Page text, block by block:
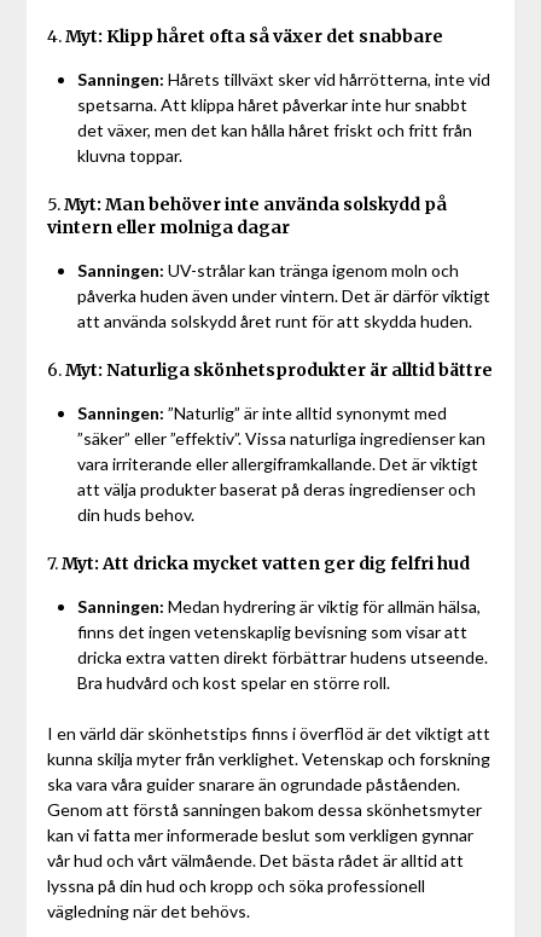
4.Myt: Klipp håret ofta så växer det snabbare
Sanningen: Hårets tillväxt sker vid hårrötterna, inte vid
spetsarna. Att klippa håret påverkar inte hur snabbt
det växer, men det kan hålla håret friskt och fritt från
kluvna toppar.
5.Myt: Man behöver inte använda solskydd på
vintern eller molniga dagar
Sanningen: UV-strålar kan tränga igenom moln och
påverka huden även under vintern. Det är därför viktigt
att använda solskydd året runt för att skydda huden.
6.Myt: Naturliga skönhetsprodukter är alltid bättre
Sanningen: ”Naturlig” är inte alltid synonymt med
”säker” eller ”effektiv”. Vissa naturliga ingredienser kan
vara irriterande eller allergiframkallande. Det är viktigt
att välja produkter baserat på deras ingredienser och
din huds behov.
7.Myt: Att dricka mycket vatten ger dig felfri hud
Sanningen: Medan hydrering är viktig för allmän hälsa,
finns det ingen vetenskaplig bevisning som visar att
dricka extra vatten direkt förbättrar hudens utseende.
Bra hudvård och kost spelar en större roll.
I en värld där skönhetstips finns i överflöd är det viktigt att
kunna skilja myter från verklighet. Vetenskap och forskning
ska vara våra guider snarare än ogrundade påståenden.
Genom att förstå sanningen bakom dessa skönhetsmyter
kan vi fatta mer informerade beslut som verkligen gynnar
vår hud och vårt välmående. Det bästa rådet är alltid att
lyssna på din hud och kropp och söka professionell
vägledning när det behövs.